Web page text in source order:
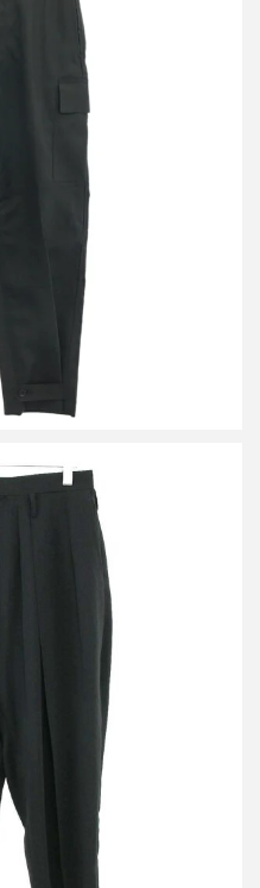
ウールカーゴパンツ
る
ラウザーパンツ RM252-008